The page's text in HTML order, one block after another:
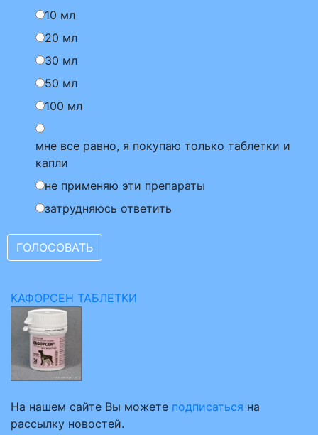
10 мл
20 мл
30 мл
50 мл
100 мл
мне все равно, я покупаю только таблетки и
капли
не применяю эти препараты
затрудняюсь ответить
КАФОРСЕН ТАБЛЕТКИ
На нашем сайте Вы можете подписаться на
рассылку новостей.